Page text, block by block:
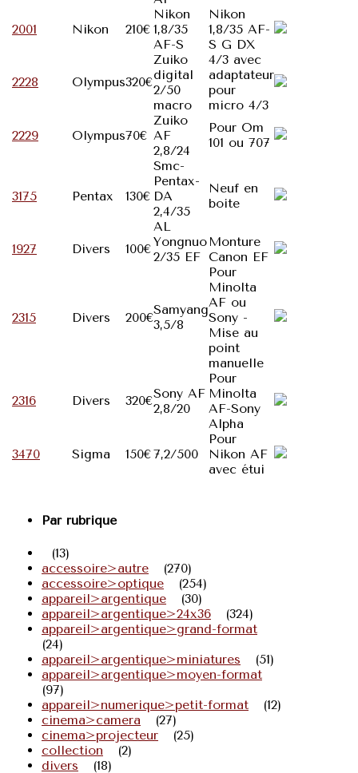
2001 Nikon 210€
Nikon
1,8/35
AF-S
Nikon
1,8/35 AF-
S G DX
2228 Olympus320€
Zuiko
digital
2/50
macro
4/3 avec
adaptateur
pour
micro 4/3
2229
Olympus70€
Zuiko
AF
2,8/24
Pour Om
101 ou 707
3175 Pentax 130€
Smc-
Pentax-
DA
2,4/35
AL
Neuf en
boite
1927 Divers 100€Yongnuo
2/35 EF
Monture
Canon EF
2315 Divers 200€
Samyang
3,5/8
Pour
Minolta
AF ou
Sony -
Mise au
point
manuelle
2316 Divers 320€Sony AF
2,8/20
Pour
Minolta
AF-Sony
Alpha
3470
Sigma 150€7,2/500
Pour
Nikon AF
avec étui
Par rubrique
(13)
accessoire>autre
(270)
accessoire>optique
(254)
appareil>argentique
(30)
appareil>argentique>24x36
(324)
appareil>argentique>grand-format
(24)
appareil>argentique>miniatures
(51)
appareil>argentique>moyen-format
(97)
appareil>numerique>petit-format
(12)
cinema>camera
(27)
cinema>projecteur
(25)
collection
(2)
divers
(18)